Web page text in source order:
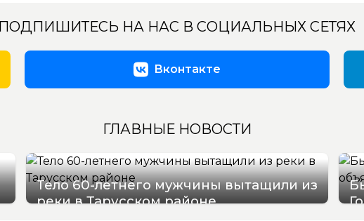
ПОДПИШИТЕСЬ НА НАС В СОЦИАЛЬНЫХ СЕТЯХ
Вконтакте
ГЛАВНЫЕ НОВОСТИ
Тело 60-летнего мужчины вытащили из
реки в Тарусском районе